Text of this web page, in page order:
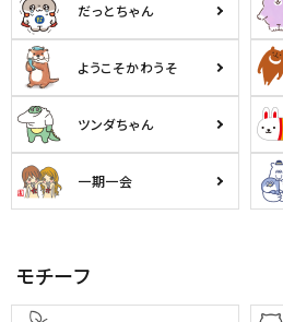
だっとちゃん
ようこそかわうそ
ツンダちゃん
一期一会
モチーフ